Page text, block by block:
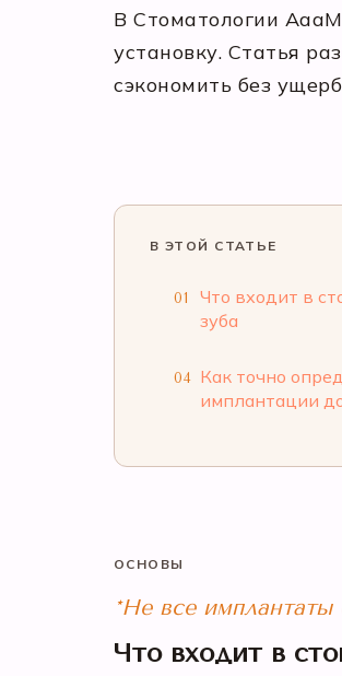
В Стоматологии
установку. Статья
сэкономить без
В ЭТОЙ СТАТЬЕ
01
Что входит в
зуба
04 Как точно
имплантации
ОСНОВЫ
*Не все имплантаты
Что входит в